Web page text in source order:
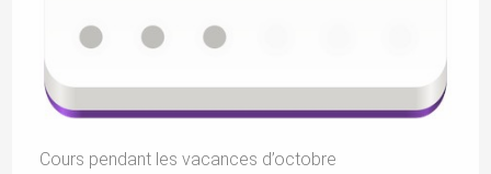
Cours pendant les vacances d’octobre